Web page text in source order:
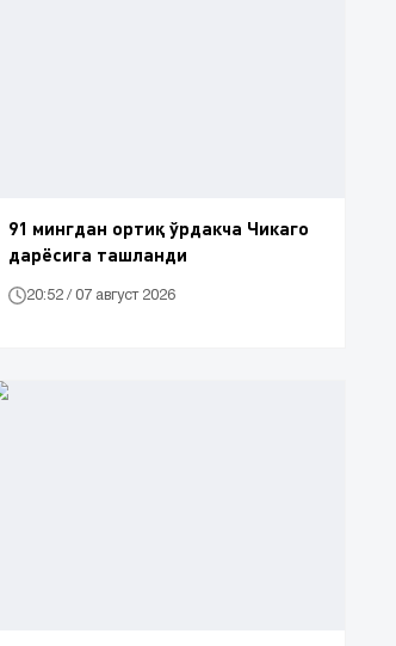
91 мингдан ортиқ ўрдакча Чикаго
дарёсига ташланди
20:52 / 07 август 2026